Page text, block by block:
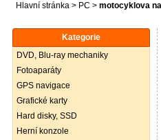
Hlavní stránka > PC > motocyklova
Kategorie
DVD, Blu-ray mechaniky
Fotoaparáty
GPS navigace
Grafické karty
Hard disky, SSD
Herní konzole